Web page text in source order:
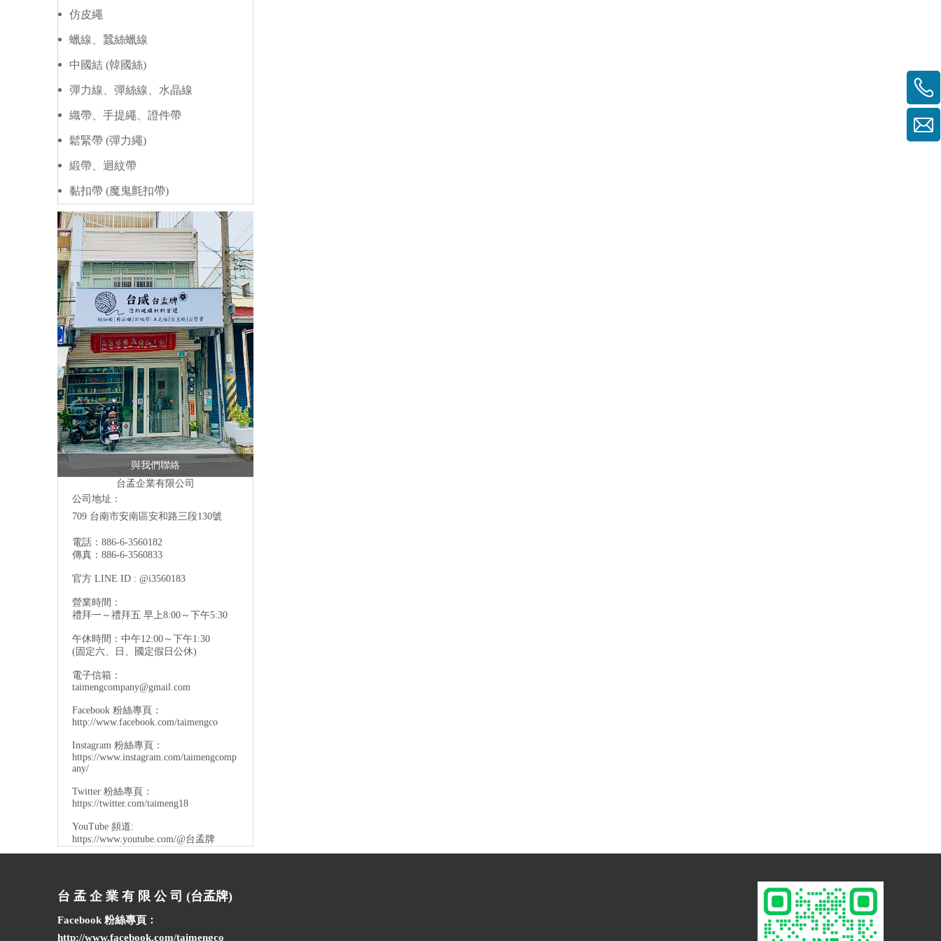
仿皮繩
蠟線、蠶絲蠟線
中國結 (韓國絲)
彈力線、彈絲線、水晶線
織帶、手提繩、證件帶
鬆緊帶 (彈力繩)
緞帶、迴紋帶
黏扣帶 (魔鬼氈扣帶)
與我們聯絡
台孟企業有限公司
公司地址：
709 台南市安南區安和路三段130號
電話：886-6-3560182
傳真：886-6-3560833
官方 LINE ID : @i3560183
營業時間：
禮拜一～禮拜五 早上8:00～下午5:30
午休時間：中午12:00～下午1:30
(固定六、日、國定假日公休)
電子信箱：
taimengcompany@gmail.com
Facebook 粉絲專頁：
http://www.facebook.com/taimengco
Instagram 粉絲專頁：
https://www.instagram.com/taimengcomp
any/
Twitter 粉絲專頁：
https://twitter.com/taimeng18
YouTube 頻道:
https://www.youtube.com/@台孟牌
台 孟 企 業 有 限 公 司 (台孟牌)
Facebook 粉絲專頁：
http://www.facebook.com/taimengco